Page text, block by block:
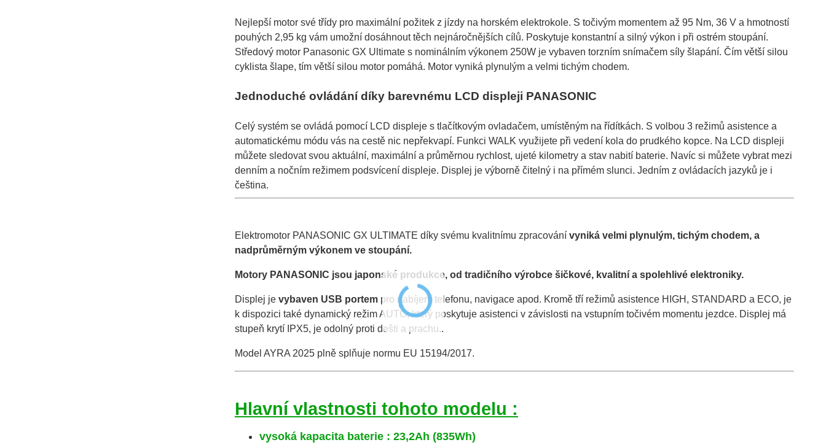
Nejlepší motor své třídy pro maximální požitek z jízdy na horském elektrokole. S točivým momentem až 95 Nm, 36 V a hmotností
pouhých 2,95 kg vám umožní dosáhnout těch nejnáročnějších cílů. Poskytuje konstantní a silný výkon i při ostrém stoupání.
Středový motor Panasonic GX Ultimate s nominálním výkonem 250W je vybaven torzním snímačem síly šlapání. Čím větší silou
cyklista šlape, tím větší silou motor pomáhá. Motor vyniká plynulým a velmi tichým chodem.
Jednoduché ovládání díky barevnému LCD displeji PANASONIC
Celý systém se ovládá pomocí LCD displeje s tlačítkovým ovladačem, umístěným na řídítkách. S volbou 3 režimů asistence a
automatickému módu vás na cestě nic nepřekvapí. Funkci WALK využijete při vedení kola do prudkého kopce. Na LCD displeji
můžete sledovat svou aktuální, maximální a průměrnou rychlost, ujeté kilometry a stav nabití baterie. Navíc si můžete vybrat mezi
denním a nočním režimem podsvícení displeje. Displej je výborně čitelný i na přímém slunci. Jedním z ovládacích jazyků je i
čeština.
Elektromotor PANASONIC GX ULTIMATE díky svému kvalitnímu zpracování vyniká velmi plynulým, tichým chodem, a
nadprůměrným výkonem ve stoupání.
Motory PANASONIC jsou japonské produkce, od tradičního výrobce šičkové, kvalitní a spolehlivé elektroniky.
Displej je vybaven USB portempro nabíjení telefonu, navigace apod. Kromě tří režimů asistence HIGH, STANDARD a ECO, je
k dispozici také dynamický režim AUTO, který poskytuje asistenci v závislosti na vstupním točivém momentu jezdce. Displej má
stupeň krytí IPX5, je odolný proti dešti a prachu..
Model AYRA 2025 plně splňuje normu EU 15194/2017.
Hlavní vlastnosti tohoto modelu :
vysoká kapacita baterie : 23,2Ah (835Wh)